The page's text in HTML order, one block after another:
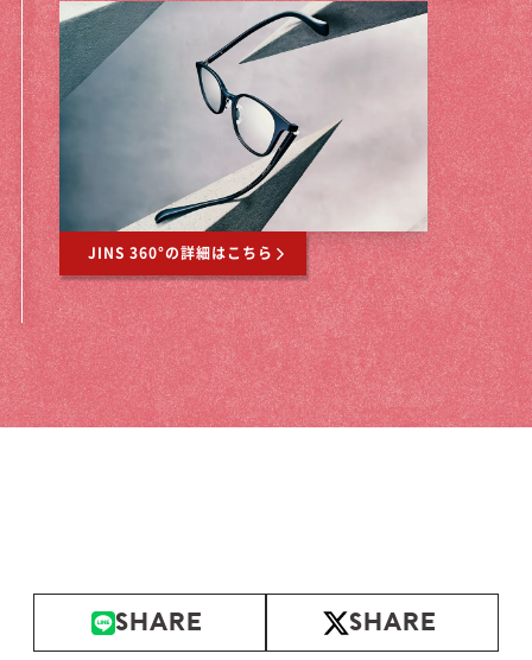
JINS 360°の詳細はこちら
SHARE SHARE